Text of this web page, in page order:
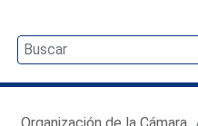
Organización de la Cámara